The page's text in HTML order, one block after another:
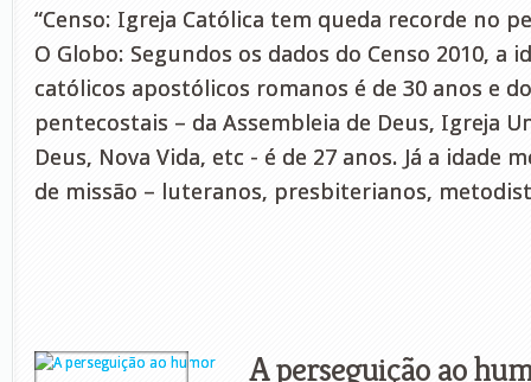
“Censo: Igreja Católica tem queda recorde no
O Globo: Segundos os dados do Censo 2010, a
católicos apostólicos romanos é de 30 anos e
pentecostais – da Assembleia de Deus, Igreja
Deus, Nova Vida, etc - é de 27 anos. Já a idade
de missão – luteranos, presbiterianos,
A perseguição ao